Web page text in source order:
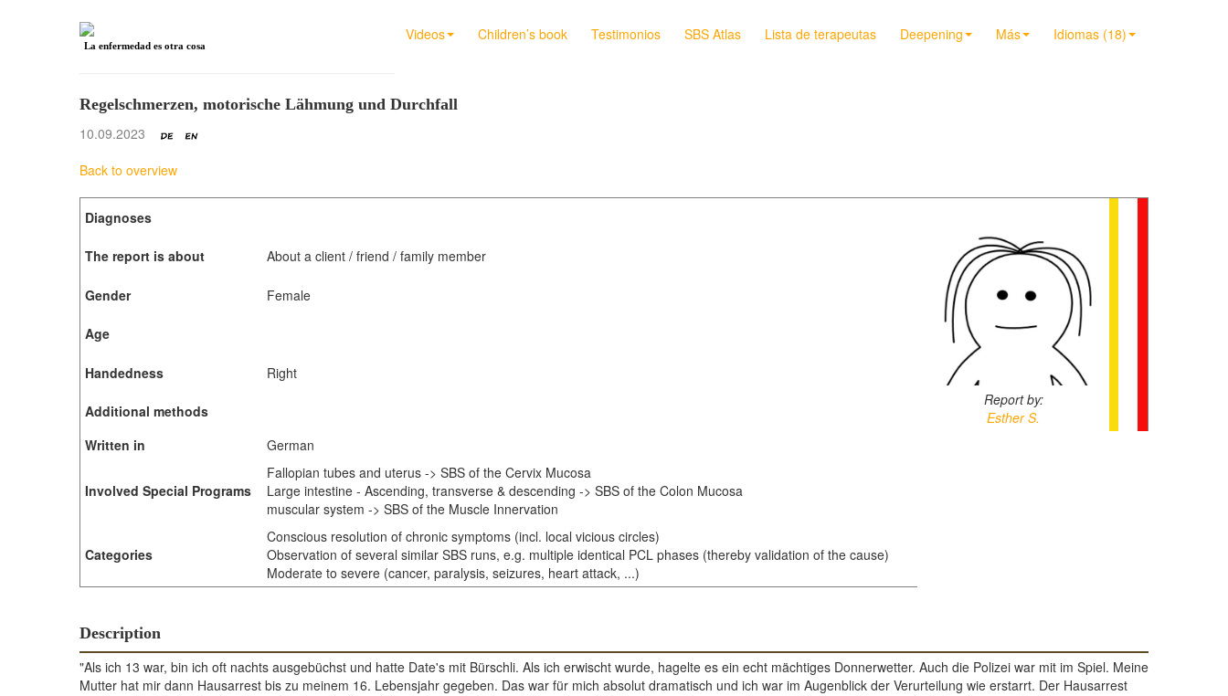
Videos Children’s book Testimonios SBS Atlas Lista de terapeutas Deepening Más Idiomas (18)
La enfermedad es otra cosa
Regelschmerzen, motorische Lähmung und Durchfall
10.09.2023
Back to overview
Diagnoses
Report by:
Esther S.
The report is about About a client / friend / family member
Gender Female
Age
Handedness Right
Additional methods
Written in
German
Involved Special Programs
Fallopian tubes and uterus -> SBS of the Cervix Mucosa
Large intestine - Ascending, transverse & descending -> SBS of the Colon Mucosa
muscular system -> SBS of the Muscle Innervation
Categories
Conscious resolution of chronic symptoms (incl. local vicious circles)
Observation of several similar SBS runs, e.g. multiple identical PCL phases (thereby validation of the cause)
Moderate to severe (cancer, paralysis, seizures, heart attack, ...)
Description
"Als ich 13 war, bin ich oft nachts ausgebüchst und hatte Date's mit Bürschli. Als ich erwischt wurde, hagelte es ein echt mächtiges Donnerwetter. Auch die Polizei war mit im Spiel. Meine
Mutter hat mir dann Hausarrest bis zu meinem 16. Lebensjahr gegeben. Das war für mich absolut dramatisch und ich war im Augenblick der Verurteilung wie erstarrt. Der Hausarrest